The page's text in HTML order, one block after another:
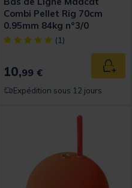
au panier
Combi Pellet Rig 70cm
0.95mm 84kg n°3/0
[object Object] out of 5
(1)
10,99 €
Expédition sous 12 jours